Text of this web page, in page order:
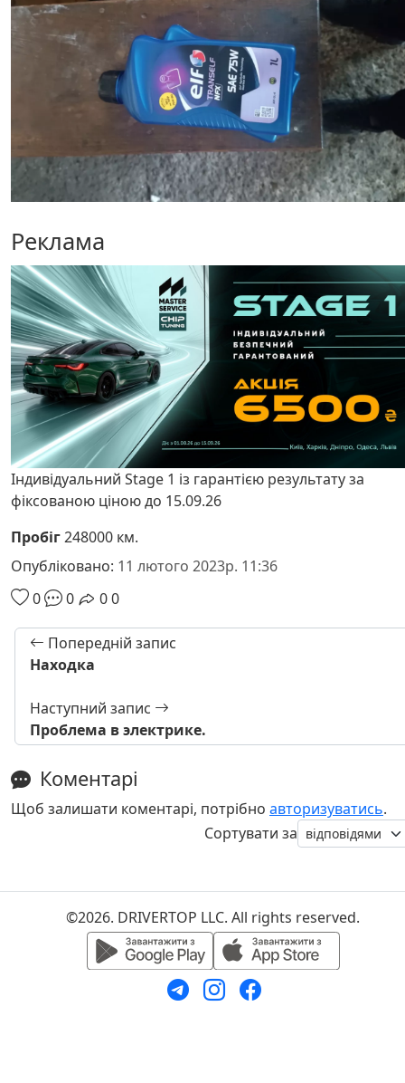
Реклама
Індивідуальний Stage 1 із гарантією результату за
фіксованою ціною до 15.09.26
Пробіг248000 км.
Опубліковано: 11 лютого 2023р. 11:36
0
0 00
Попередній запис
Находка
Наступний запис
Проблема в электрике.
Коментарі
Щоб залишати коментарі, потрібно авторизуватись.
Сортувати за
©2026. DRIVERTOP LLC. All rights reserved.